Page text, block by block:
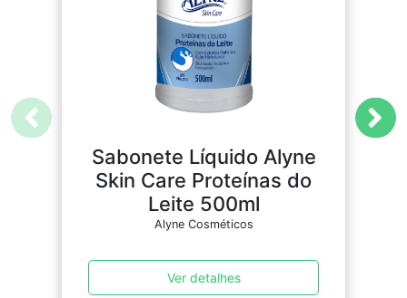
Sabonete Líquido Alyne
Skin Care Proteínas do
Leite 500ml
Alyne Cosméticos
Ver detalhes